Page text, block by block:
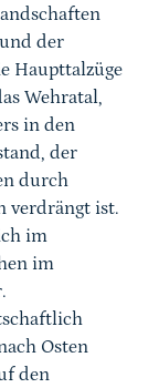
der
Haupttalzüge
Wehratal,
in den
der
durch
verdrängt ist.
im
im
Osten
den